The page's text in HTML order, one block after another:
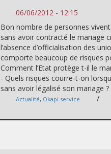
06/06/2012 - 12:15
Bon nombre de personnes
sans avoir contracté le mariage
l’absence d’officialisation des
comporte beaucoup de risques
Comment l’Etat protège t-il le
- Quels risques courre-t-on
sans avoir légalisé son mariage ?
Actualité, Okapi service /